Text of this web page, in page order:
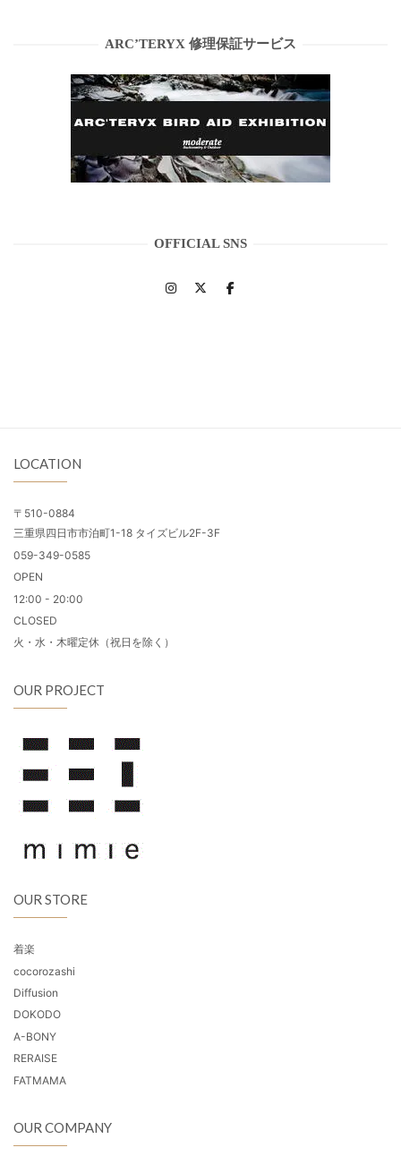
ARC’TERYX 修理保証サービス
OFFICIAL SNS
LOCATION
〒510-0884
三重県四日市市泊町1-18 タイズビル2F-3F
059-349-0585
OPEN
12:00 - 20:00
CLOSED
火・水・木曜定休（祝日を除く）
OUR PROJECT
OUR STORE
着楽
cocorozashi
Diffusion
DOKODO
A-BONY
RERAISE
FATMAMA
OUR COMPANY